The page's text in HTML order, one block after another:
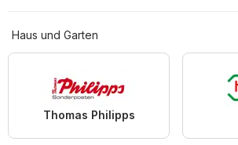
Haus und Garten
Thomas Philipps